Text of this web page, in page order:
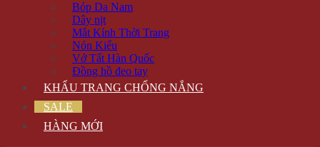
Bóp Da Nam
Dây nịt
Mắt Kính Thời Trang
Nón Kiểu
Vớ Tất Hàn Quốc
Đồng hồ đeo tay
KHẨU TRANG CHỐNG NẮNG
SALE
HÀNG MỚI